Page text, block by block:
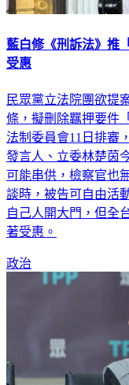
藍白修《刑訴法》推
受惠
民眾黨立法院團欲提
條，擬刪除羈押要件
法制委員會11日排審
發言人、立委林楚茵
可能串供，檢察官也
談時，被告可自由活
自己人開大門，但全
著受惠。
政治